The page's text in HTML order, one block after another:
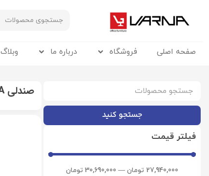
صفحه اصلی فروشگاه درباره ما وبلاگ
جستجو کنید
فیلتر قیمت
27,940,000 تومان —
30,690,000 تومان
صندلی FERA داتیس